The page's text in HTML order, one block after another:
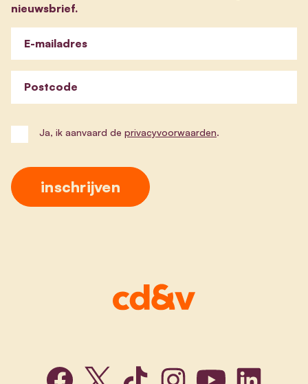
nieuwsbrief.
E-mailadres
Postcode
Ja, ik aanvaard de privacyvoorwaarden.